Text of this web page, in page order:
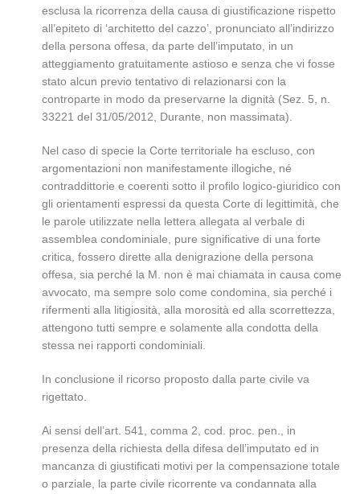
esclusa la ricorrenza della causa di giustificazione rispetto
all’epiteto di ‘architetto del cazzo’, pronunciato all’indirizzo
della persona offesa, da parte dell’imputato, in un
atteggiamento gratuitamente astioso e senza che vi fosse
stato alcun previo tentativo di relazionarsi con la
controparte in modo da preservarne la dignità (Sez. 5, n.
33221 del 31/05/2012, Durante, non massimata).
Nel caso di specie la Corte territoriale ha escluso, con
argomentazioni non manifestamente illogiche, né
contraddittorie e coerenti sotto il profilo logico-giuridico con
gli orientamenti espressi da questa Corte di legittimità, che
le parole utilizzate nella lettera allegata al verbale di
assemblea condominiale, pure significative di una forte
critica, fossero dirette alla denigrazione della persona
offesa, sia perché la M. non è mai chiamata in causa come
avvocato, ma sempre solo come condomina, sia perché i
rifermenti alla litigiosità, alla morosità ed alla scorrettezza,
attengono tutti sempre e solamente alla condotta della
stessa nei rapporti condominiali.
In conclusione il ricorso proposto dalla parte civile va
rigettato.
Ai sensi dell’art. 541, comma 2, cod. proc. pen., in
presenza della richiesta della difesa dell’imputato ed in
mancanza di giustificati motivi per la compensazione totale
o parziale, la parte civile ricorrente va condannata alla